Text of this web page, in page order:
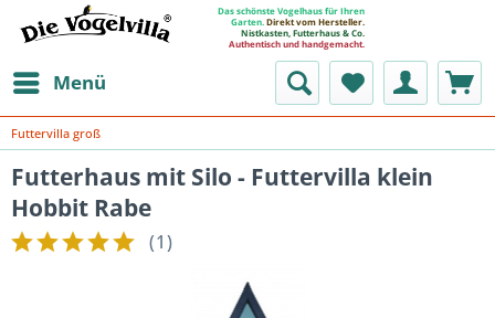
Das schönste Vogelhaus für Ihren
Garten. Direkt vom Hersteller.
Nistkasten, Futterhaus & Co.
Authentisch und handgemacht.
Menü
Futtervilla groß
Futterhaus mit Silo - Futtervilla klein
Hobbit Rabe
(1)